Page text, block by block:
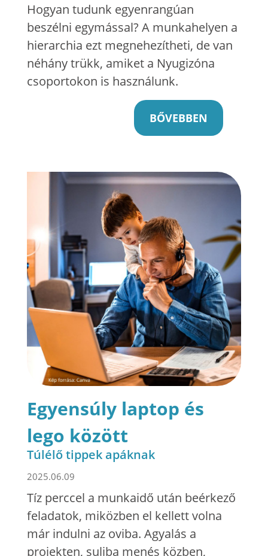
Hogyan tudunk egyenrangúan
beszélni egymással? A munkahelyen a
hierarchia ezt megnehezítheti, de van
néhány trükk, amiket a Nyugizóna
csoportokon is használunk.
BŐVEBBEN
Egyensúly laptop és
lego között
Túlélő tippek apáknak
2025.06.09
Tíz perccel a munkaidő után beérkező
feladatok, miközben el kellett volna
már indulni az oviba. Agyalás a
projekten, suliba menés közben,